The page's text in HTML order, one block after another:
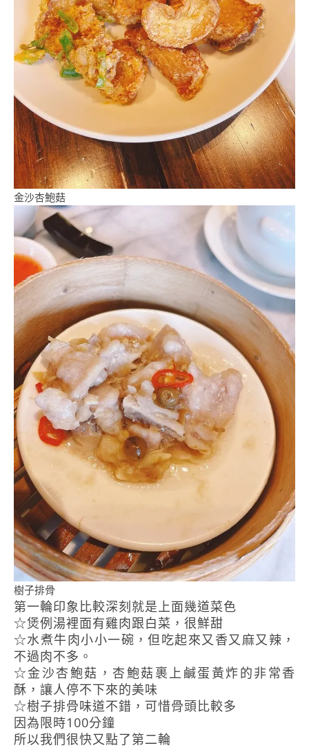
金沙杏鮑菇
樹子排骨
第一輪印象比較深刻就是上面幾道菜色
☆煲例湯裡面有雞肉跟白菜，很鮮甜
☆水煮牛肉小小一碗，但吃起來又香又麻又辣，
不過肉不多。
☆金沙杏鮑菇，杏鮑菇裹上鹹蛋黃炸的非常香
酥，讓人停不下來的美味
☆樹子排骨味道不錯，可惜骨頭比較多
因為限時100分鐘
所以我們很快又點了第二輪